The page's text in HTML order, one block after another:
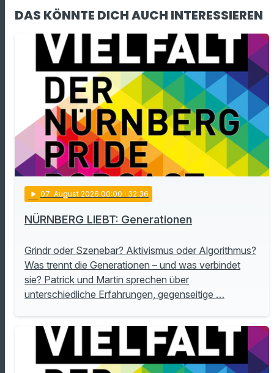
DAS KÖNNTE DICH AUCH INTERESSIEREN
play_arrow 07. August 2026 00:00 · 32:36
NÜRNBERG LIEBT: Generationen
Grindr oder Szenebar? Aktivismus oder Algorithmus?
Was trennt die Generationen – und was verbindet
sie? Patrick und Martin sprechen über
unterschiedliche Erfahrungen, gegenseitige …